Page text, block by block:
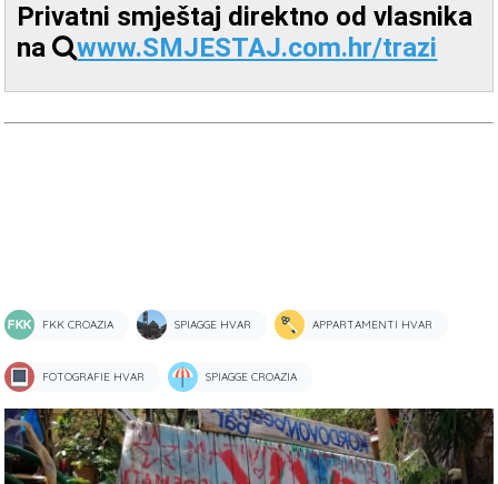
Privatni smještaj direktno od vlasnika
na
www.SMJESTAJ.com.hr/trazi
FKK CROAZIA SPIAGGE HVAR APPARTAMENTI HVAR
FOTOGRAFIE HVAR SPIAGGE CROAZIA